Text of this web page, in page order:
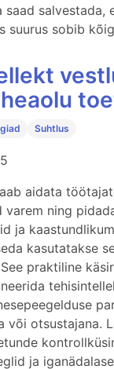
salvestada,
suurus sobib
Suhtlus
aidata
varem ning
ja
kasutatakse
praktiline
või otsustajana.
ja